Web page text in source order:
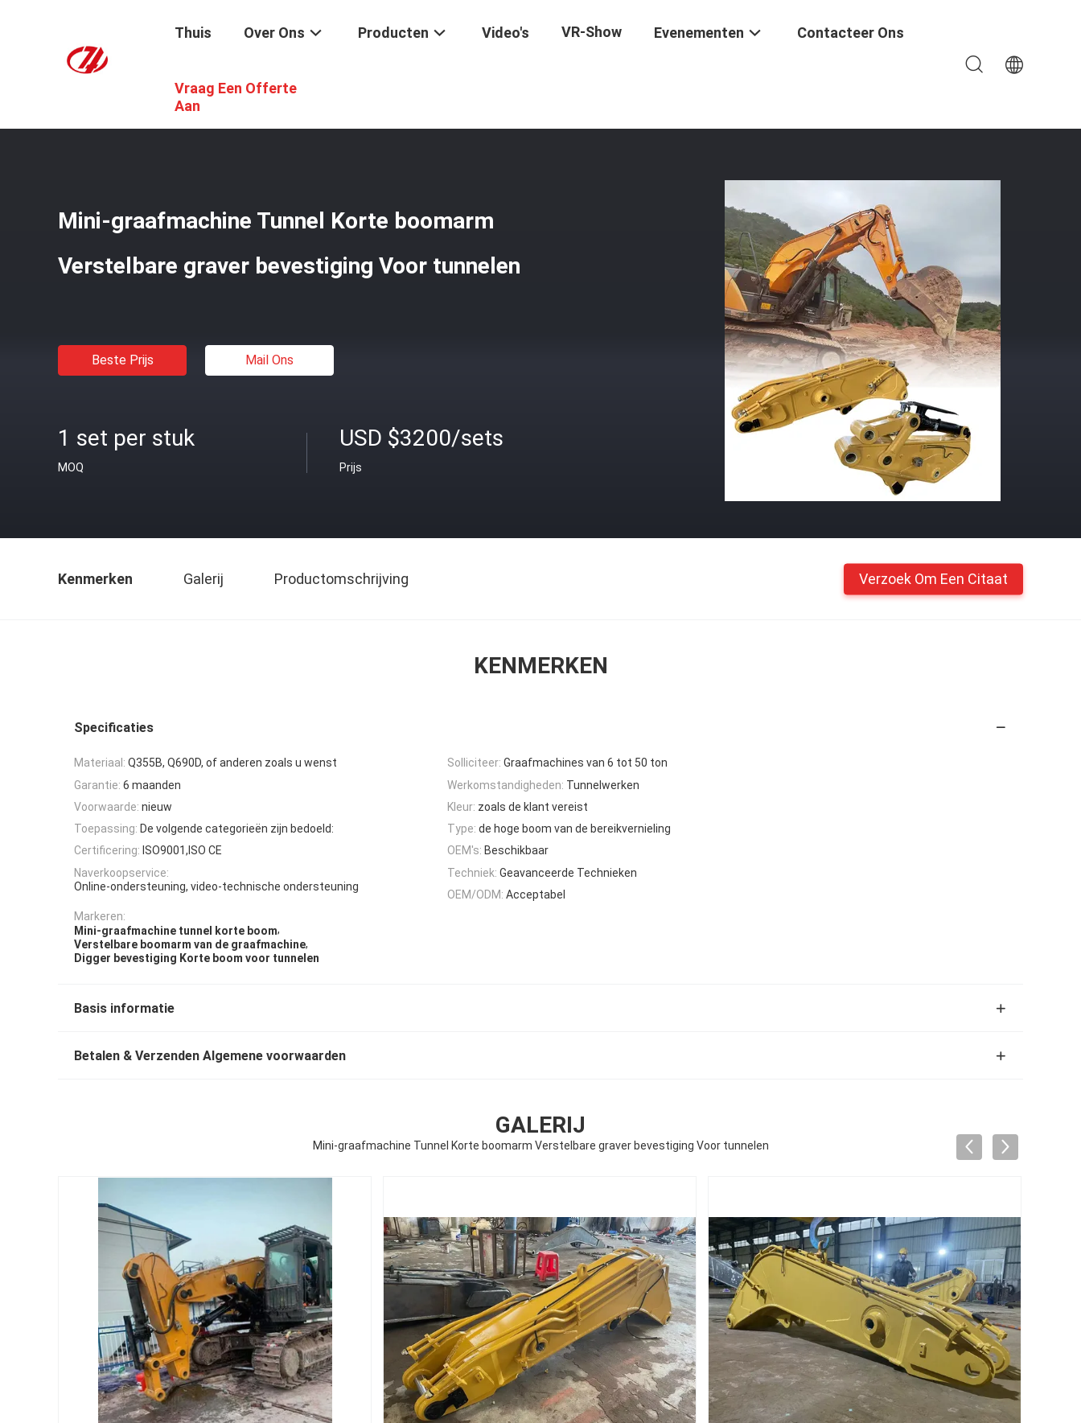
Thuis Over Ons Producten Video's VR-Show Evenementen Contacteer Ons
Vraag Een Offerte
Aan
Graafmachine Tunnelarm
Mini-graafmachine Tunnel Korte boomarm
Verstelbare graver bevestiging Voor tunnelen
Beste Prijs Mail Ons
1 set per stuk
MOQ
USD $3200/sets
Prijs
Kenmerken Galerij Productomschrijving Verzoek Om Een Citaat
KENMERKEN
Specificaties
Materiaal: Q355B, Q690D, of anderen zoals u wenst Solliciteer: Graafmachines van 6 tot 50 ton
Garantie: 6 maanden Werkomstandigheden: Tunnelwerken
Voorwaarde: nieuw Kleur: zoals de klant vereist
Toepassing: De volgende categorieën zijn bedoeld: Type: de hoge boom van de bereikvernieling
Certificering: ISO9001,ISO CE OEM's: Beschikbaar
Naverkoopservice:
Online-ondersteuning, video-technische ondersteuning
Techniek: Geavanceerde Technieken
OEM/ODM: Acceptabel
Markeren:
Mini-graafmachine tunnel korte boom,
Verstelbare boomarm van de graafmachine,
Digger bevestiging Korte boom voor tunnelen
Basis informatie
Betalen & Verzenden Algemene voorwaarden
GALERIJ
Mini-graafmachine Tunnel Korte boomarm Verstelbare graver bevestiging Voor tunnelen